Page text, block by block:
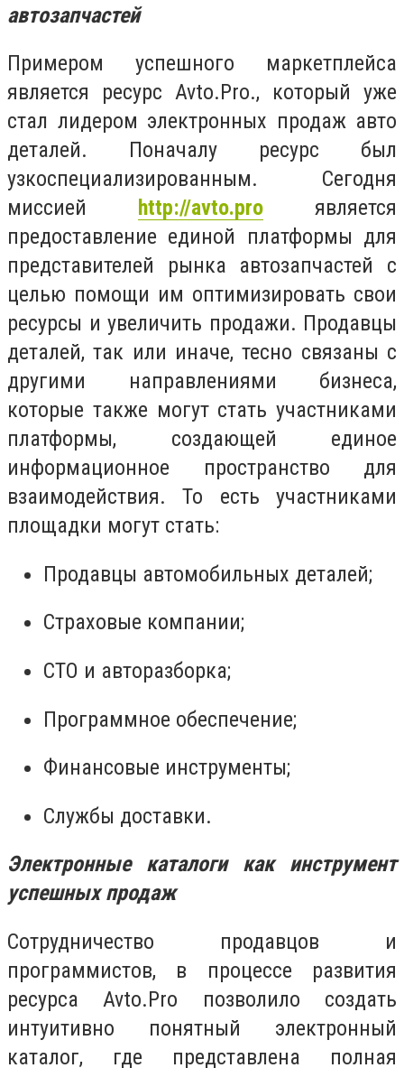
автозапчастей
Примером успешного маркетплейса
является ресурс Avto.Pro., который уже
стал лидером электронных продаж авто
деталей. Поначалу ресурс был
узкоспециализированным. Сегодня
миссией
http://avto.pro является
предоставление единой платформы для
представителей рынка автозапчастей с
целью помощи им оптимизировать свои
ресурсы и увеличить продажи. Продавцы
деталей, так или иначе, тесно связаны с
другими направлениями бизнеса,
которые также могут стать участниками
платформы, создающей единое
информационное пространство для
взаимодействия. То есть участниками
площадки могут стать:
Продавцы автомобильных деталей;
Страховые компании;
СТО и авторазборка;
Программное обеспечение;
Финансовые инструменты;
Службы доставки.
Электронные каталоги как инструмент
успешных продаж
Сотрудничество продавцов и
программистов, в процессе развития
ресурса Avto.Pro позволило создать
интуитивно понятный электронный
каталог, где представлена полная